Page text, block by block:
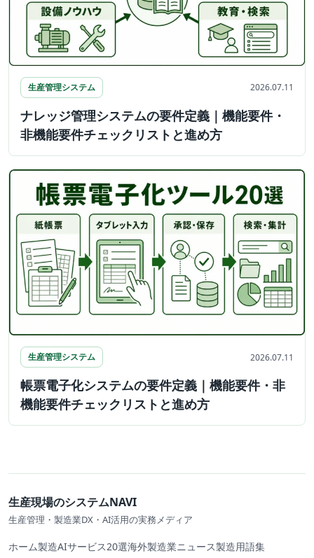
生産管理システム 2026.07.11
ナレッジ管理システムの要件定義｜機能要件・
非機能要件チェックリストと進め方
生産管理システム 2026.07.11
帳票電子化システムの要件定義｜機能要件・非
機能要件チェックリストと進め方
生産現場のシステムNAVI
生産管理・製造業DX・AI活用の実務メディア
ホーム製造AIサービス20選海外製造業ニュース製造用語集